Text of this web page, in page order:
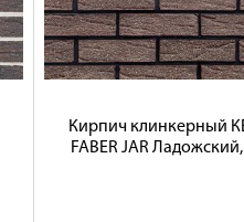
Кирпич клинкерный
FABER JAR